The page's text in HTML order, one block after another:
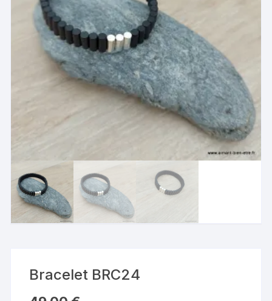
Bracelet BRC24